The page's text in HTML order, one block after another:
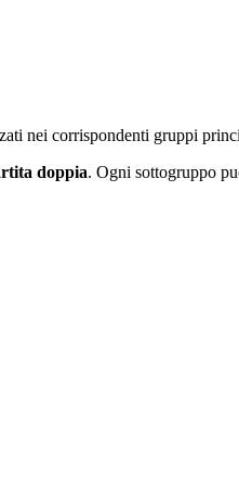
nei corrispondenti gruppi
doppia. Ogni sottogruppo